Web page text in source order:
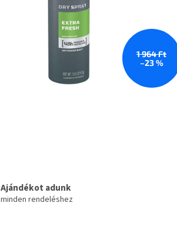
1 964 Ft
–23 %
Ajándékot adunk
minden rendeléshez